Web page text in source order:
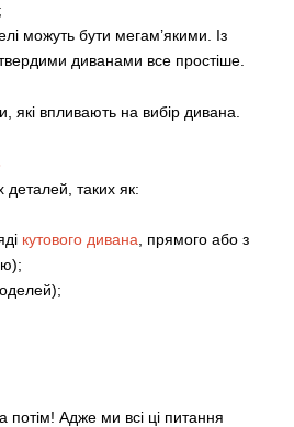
можуть бути мегам’якими. Із
диванами все простіше.
які впливають на вибір дивана.
деталей, таких як:
кутового дивана , прямого або з
потім! Адже ми всі ці питання